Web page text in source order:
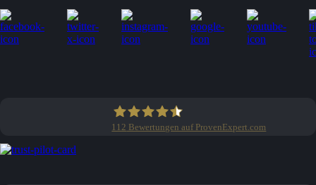
112 Bewertungen auf ProvenExpert.com